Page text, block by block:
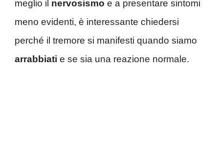
meglio il nervosismo e a presentare sintomi
meno evidenti, è interessante chiedersi
perché il tremore si manifesti quando siamo
arrabbiati e se sia una reazione normale.